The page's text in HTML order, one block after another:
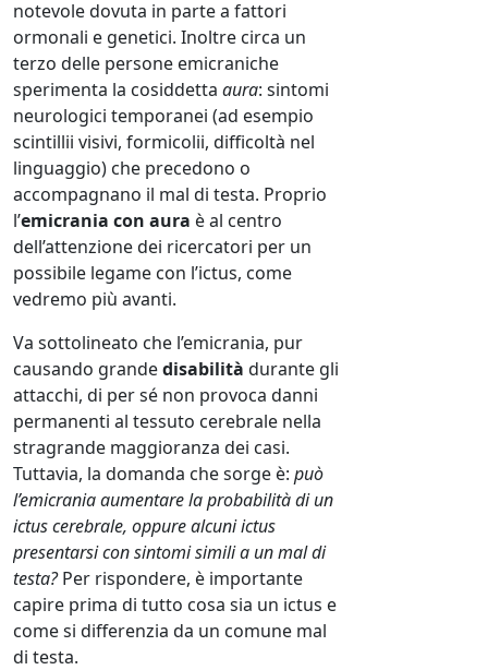
notevole dovuta in parte a fattori
ormonali e genetici. Inoltre circa un
terzo delle persone emicraniche
sperimenta la cosiddetta aura: sintomi
neurologici temporanei (ad esempio
scintillii visivi, formicolii, difficoltà nel
linguaggio) che precedono o
accompagnano il mal di testa. Proprio
l’emicrania con aura è al centro
dell’attenzione dei ricercatori per un
possibile legame con l’ictus, come
vedremo più avanti.
Va sottolineato che l’emicrania, pur
causando grandedisabilità durante gli
attacchi, di per sé non provoca danni
permanenti al tessuto cerebrale nella
stragrande maggioranza dei casi.
Tuttavia, la domanda che sorge è: può
l’emicrania aumentare la probabilità di un
ictus cerebrale, oppure alcuni ictus
presentarsi con sintomi simili a un mal di
testa?Per rispondere, è importante
capire prima di tutto cosa sia un ictus e
come si differenzia da un comune mal
di testa.